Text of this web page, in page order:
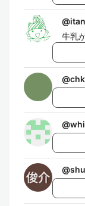
@
牛乳
@
@
@